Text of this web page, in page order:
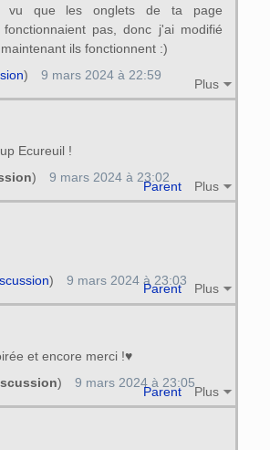
vu que les onglets de ta page
pas, donc j'ai modifié
ils fonctionnent :)
Plus
) 9 mars 2024 à 22:59
Ecureuil !
Parent Plus
) 9 mars 2024 à 23:02
Parent Plus
) 9 mars 2024 à 23:03
et encore merci !♥
Parent Plus
) 9 mars 2024 à 23:05